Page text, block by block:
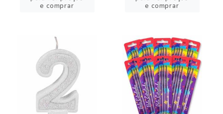
e comprar
e comprar